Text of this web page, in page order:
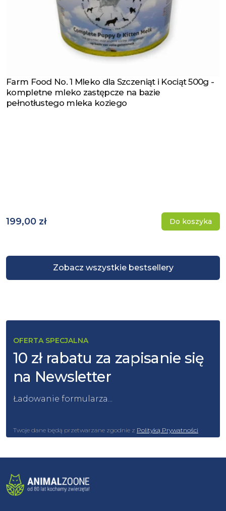
Zobacz wszystkie bestsellery
Zobacz produkt
Farm Food No. 1 Mleko dla Szczeniąt i Kociąt 500g -
kompletne mleko zastępcze na bazie
pełnotłustego mleka koziego
199,00 zł Do koszyka
OFERTA SPECJALNA
10 zł rabatu za zapisanie się
na Newsletter
Ładowanie formularza...
Twoje dane będą przetwarzane zgodnie z Polityką Prywatności